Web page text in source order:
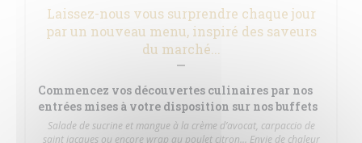
Laissez-nous vous surprendre chaque jour
par un nouveau menu, inspiré des saveurs
du marché...
Commencez vos découvertes culinaires par nos
entrées mises à votre disposition sur nos buffets
Salade de sucrine et mangue à la crème d’avocat, carpaccio de
saint jacques ou encore wrap au poulet citron... Envie de chaleur